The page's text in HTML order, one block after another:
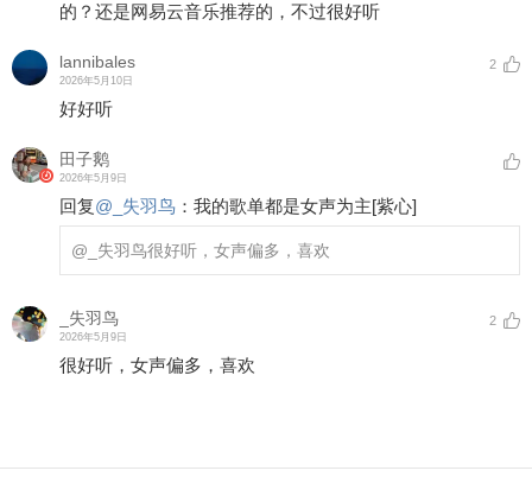
的？还是网易云音乐推荐的，不过很好听
lannibales
2026年5月10日
2
好好听
田子鹅
2026年5月9日
回复@ _失羽鸟 ： 我的歌单都是女声为主[紫心]
@_失羽鸟很好听，女声偏多，喜欢
_失羽鸟
2026年5月9日
2
很好听，女声偏多，喜欢